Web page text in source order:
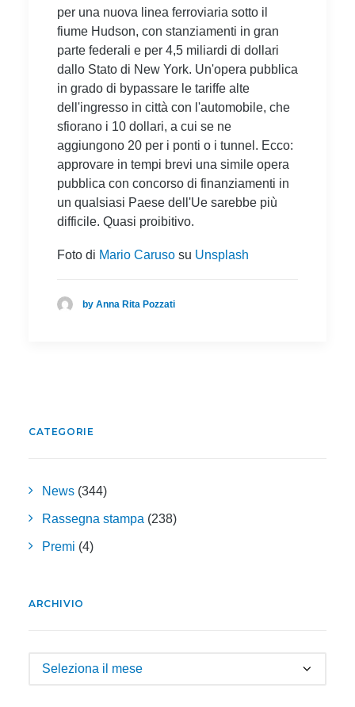
per una nuova linea ferroviaria sotto il
fiume Hudson, con stanziamenti in gran
parte federali e per 4,5 miliardi di dollari
dallo Stato di New York. Un'opera pubblica
in grado di bypassare le tariffe alte
dell'ingresso in città con l'automobile, che
sfiorano i 10 dollari, a cui se ne
aggiungono 20 per i ponti o i tunnel. Ecco:
approvare in tempi brevi una simile opera
pubblica con concorso di finanziamenti in
un qualsiasi Paese dell'Ue sarebbe più
difficile. Quasi proibitivo.
Foto di Mario Caruso su Unsplash
by Anna Rita Pozzati
CATEGORIE
News (344)
Rassegna stampa (238)
Premi (4)
ARCHIVIO
Archivio